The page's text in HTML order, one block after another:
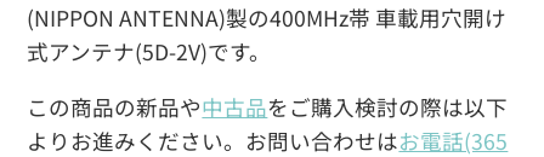
(NIPPON ANTENNA)製の400MHz帯 車載用穴開け
式アンテナ(5D-2V)です。
この商品の新品や中古品をご購入検討の際は以下
よりお進みください。お問い合わせはお電話(365